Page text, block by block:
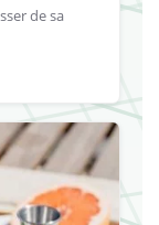
de sa